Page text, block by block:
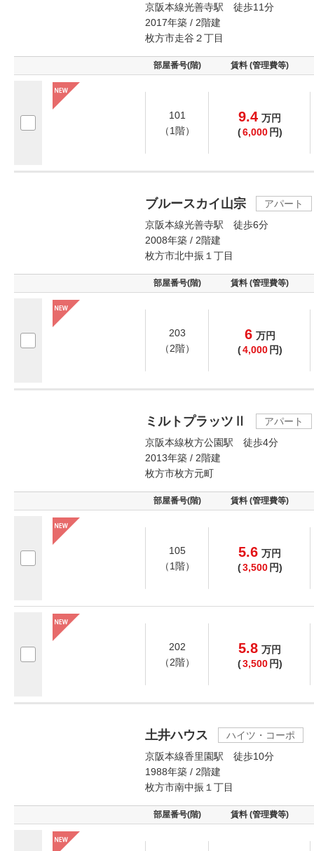
京阪本線光善寺駅 徒歩11分
2017年築 / 2階建
枚方市走谷２丁目
部屋番号(階) 賃料 (管理費等)
101
（1階）
9.4 万円
(6,000 円)
ブルースカイ山宗
アパート
京阪本線光善寺駅 徒歩6分
2008年築 / 2階建
枚方市北中振１丁目
部屋番号(階) 賃料 (管理費等)
203
（2階）
6 万円
(4,000 円)
ミルトプラッツⅡ
アパート
京阪本線枚方公園駅 徒歩4分
2013年築 / 2階建
枚方市枚方元町
部屋番号(階) 賃料 (管理費等)
105
（1階）
5.6 万円
(3,500 円)
202
（2階）
5.8 万円
(3,500 円)
土井ハウス
ハイツ・コーポ
京阪本線香里園駅 徒歩10分
1988年築 / 2階建
枚方市南中振１丁目
部屋番号(階) 賃料 (管理費等)